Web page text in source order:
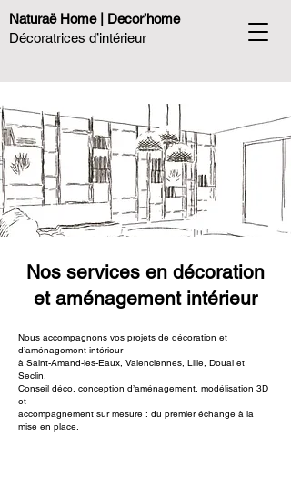
Naturaë Home | Decor’home
Décoratrices d’intérieur
​Nos services en décoration
et aménagement intérieur
Nous accompagnons vos projets de décoration et
d’aménagement intérieur
à Saint-Amand-les-Eaux, Valenciennes, Lille, Douai et
Seclin.
Conseil déco, conception d’aménagement, modélisation 3D
et
accompagnement sur mesure : du premier échange à la
mise en place.